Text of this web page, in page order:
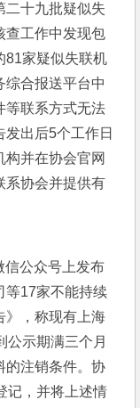
二十九批疑似失
查工作中发现包
81家疑似失联机
综合报送平台中
等联系方式无法
出后5个工作日
并在协会官网
系协会并提供有
等17家不能持续
》，称现有上海
公示期满三个月
的注销条件。协
记，并将上述情